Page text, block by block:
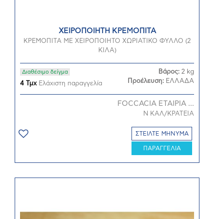
ΧΕΙΡΟΠΟΙΗΤΗ ΚΡΕΜΟΠΙΤΑ
ΚΡΕΜΟΠΙΤΑ ΜΕ ΧΕΙΡΟΠΟΙΗΤΟ ΧΩΡΙΑΤΙΚΟ ΦΥΛΛΟ (2
ΚΙΛΑ)
Διαθέσιμο δείγμα
4 ΤμχΕλάχιστη παραγγελία
Βάρος: 2 kg
Προέλευση: ΕΛΛΑΔΑ
FOCCACIA ΕΤΑΙΡΙΑ ...
Ν ΚΑΛ/ΚΡΑΤΕΙΑ
ΣΤΕΙΛΤΕ ΜΗΝΥΜΑ
ΠΑΡΑΓΓΕΛΙΑ